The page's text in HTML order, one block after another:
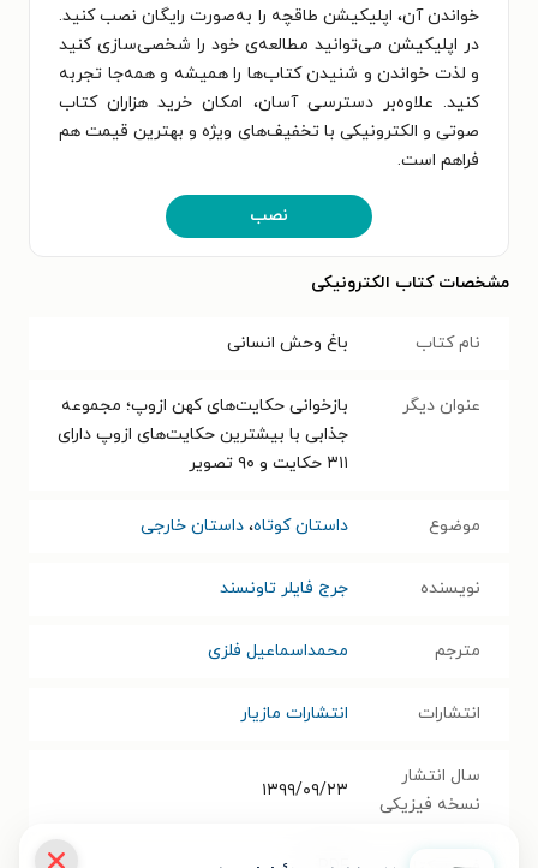
خواندن آن، اپلیکیشن طاقچه را به‌صورت رایگان نصب کنید.
در اپلیکیشن می‌توانید مطالعه‌ی خود را شخصی‌سازی کنید
و لذت خواندن و شنیدن کتاب‌ها را همیشه و همه‌جا تجربه
کنید. علاوه‌بر دسترسی آسان، امکان خرید هزاران کتاب
صوتی و الکترونیکی با تخفیف‌های ویژه و بهترین قیمت هم
فراهم است.
نصب
مشخصات کتاب الکترونیکی
نام کتاب باغ وحش انسانی
عنوان دیگر
بازخوانی حکایت‌های کهن ازوپ؛ مجموعه
جذابی با بیشترین حکایت‌های ازوپ دارای
۳۱۱ حکایت و ۹۰ تصویر
موضوع داستان کوتاه، داستان خارجی
نویسنده جرج فایلر تاونسند
مترجم محمداسماعیل فلزی
انتشارات انتشارات مازیار
سال انتشار
نسخه فیزیکی
۱۳۹۹/۰۹/۲۳